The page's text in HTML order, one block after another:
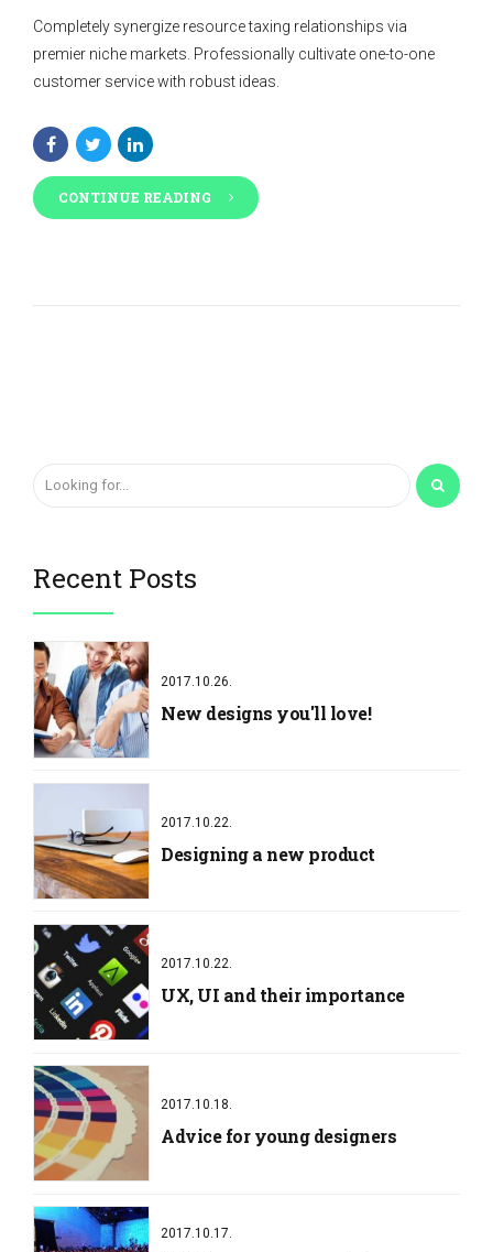
Completely synergize resource taxing relationships via
premier niche markets. Professionally cultivate one-to-one
customer service with robust ideas.
CONTINUE READING
Recent Posts
2017.10.26.
New designs you'll love!
2017.10.22.
Designing a new product
2017.10.22.
UX, UI and their importance
2017.10.18.
Advice for young designers
2017.10.17.